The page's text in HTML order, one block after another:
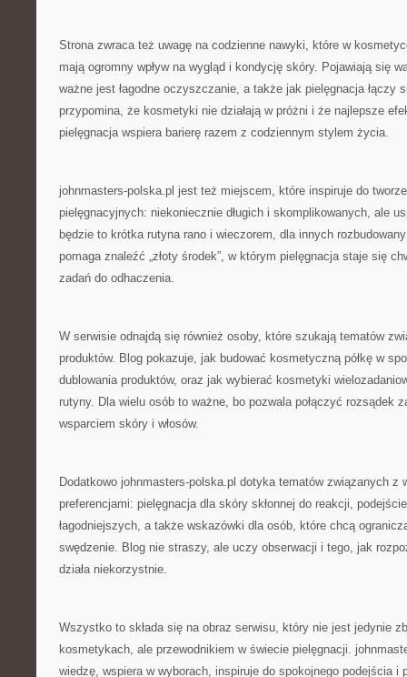
Strona zwraca też uwagę na codzienne nawyki, które w
mają ogromny wpływ na wygląd i kondycję skóry. Pojawiają się
ważne jest łagodne oczyszczanie, a także jak pielęgnacja łączy
przypomina, że kosmetyki nie działają w próżni i że najlepsze
pielęgnacja wspiera barierę razem z codziennym stylem życia.
johnmasters-polska.pl jest też miejscem, które inspiruje do
pielęgnacyjnych: niekoniecznie długich i skomplikowanych, ale
będzie to krótka rutyna rano i wieczorem, dla innych
pomaga znaleźć „złoty środek”, w którym pielęgnacja staje się
zadań do odhaczenia.
W serwisie odnajdą się również osoby, które szukają tematów
produktów. Blog pokazuje, jak budować kosmetyczną półkę w
dublowania produktów, oraz jak wybierać kosmetyki
rutyny. Dla wielu osób to ważne, bo pozwala połączyć rozsądek
wsparciem skóry i włosów.
Dodatkowo johnmasters-polska.pl dotyka tematów związanych z
preferencjami: pielęgnacja dla skóry skłonnej do reakcji,
łagodniejszych, a także wskazówki dla osób, które chcą
swędzenie. Blog nie straszy, ale uczy obserwacji i tego, jak
działa niekorzystnie.
Wszystko to składa się na obraz serwisu, który nie jest jedynie
kosmetykach, ale przewodnikiem w świecie pielęgnacji.
wiedzę, wspiera w wyborach, inspiruje do spokojnego podejścia i